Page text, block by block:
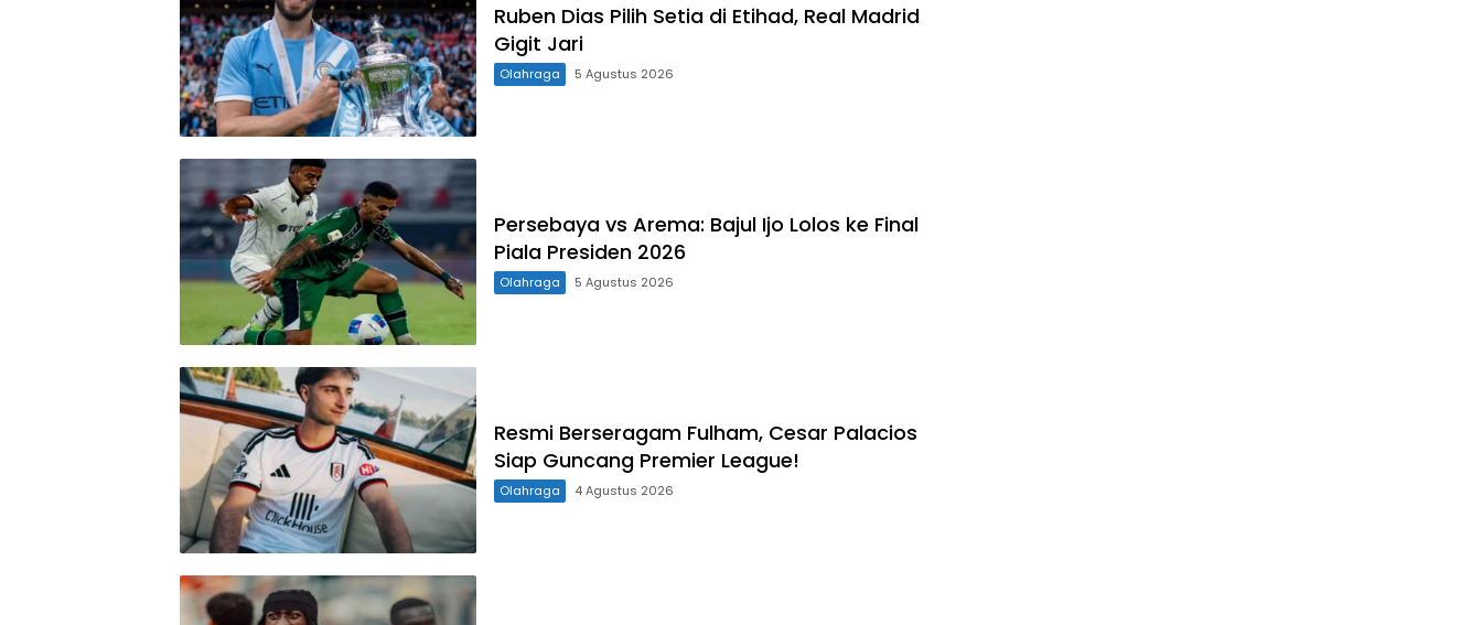
Ruben Dias Pilih Setia di Etihad, Real Madrid
Gigit Jari
Olahraga 5 Agustus 2026
Persebaya vs Arema: Bajul Ijo Lolos ke Final
Piala Presiden 2026
Olahraga 5 Agustus 2026
Resmi Berseragam Fulham, Cesar Palacios
Siap Guncang Premier League!
Olahraga 4 Agustus 2026